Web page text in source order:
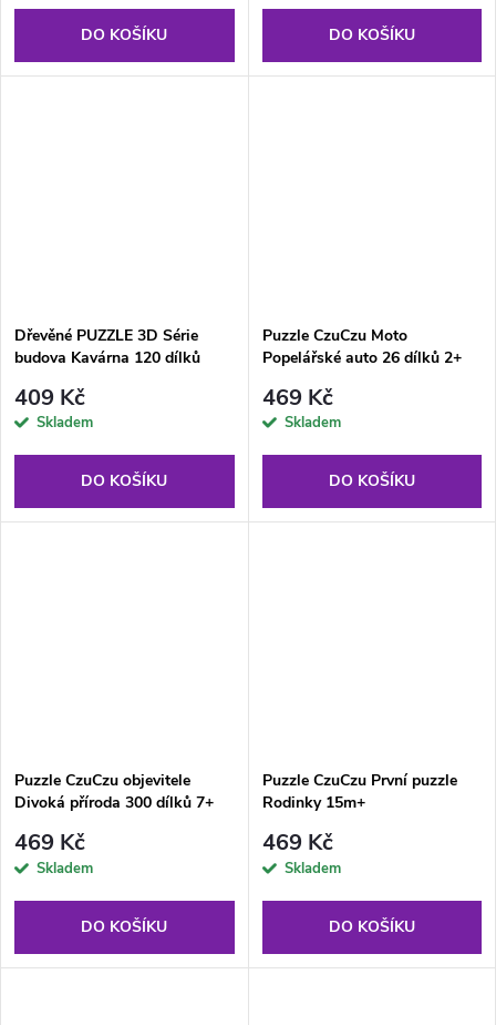
DO KOŠÍKU DO KOŠÍKU
Dřevěné PUZZLE 3D Série
budova Kavárna 120 dílků
409 Kč
Skladem
DO KOŠÍKU
Puzzle CzuCzu Moto
Popelářské auto 26 dílků 2+
469 Kč
Skladem
DO KOŠÍKU
Puzzle CzuCzu objevitele
Divoká příroda 300 dílků 7+
469 Kč
Skladem
DO KOŠÍKU
Puzzle CzuCzu První puzzle
Rodinky 15m+
469 Kč
Skladem
DO KOŠÍKU